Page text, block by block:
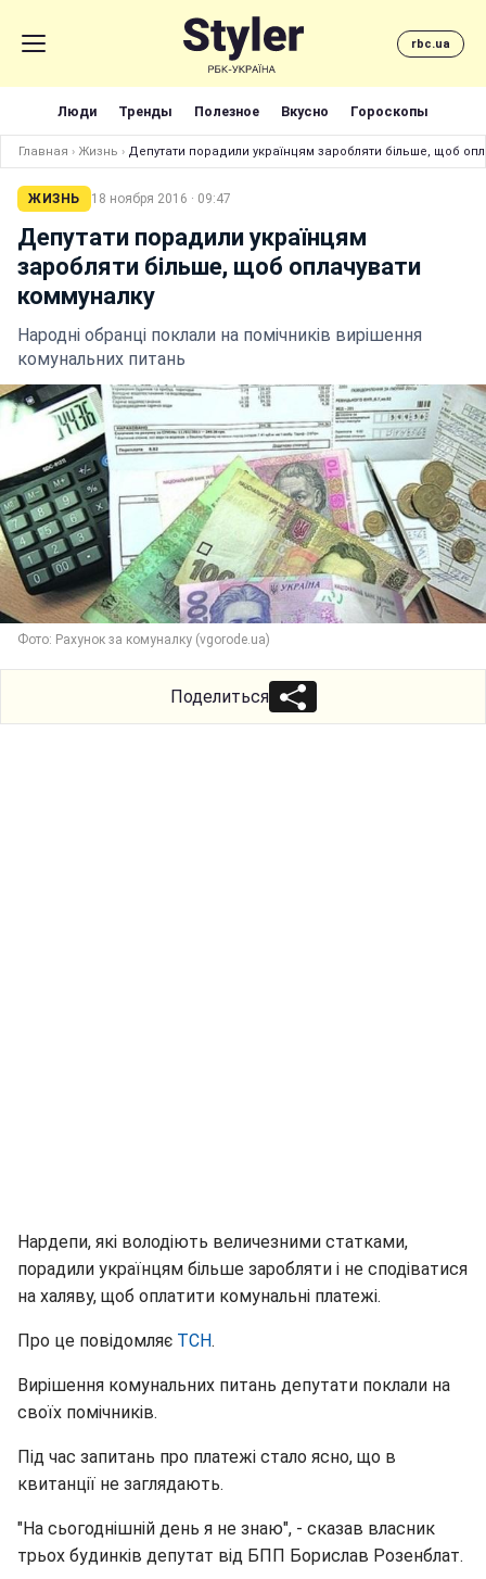
rbc.ua
Люди Тренды Полезное Вкусно Гороскопы
Главная › Жизнь › Депутати порадили українцям заробляти більше, щоб
ЖИЗНЬ 18 ноября 2016 · 09:47
Депутати порадили українцям
заробляти більше, щоб оплачувати
коммуналку
Народні обранці поклали на помічників вирішення
комунальних питань
Фото: Рахунок за комуналку (vgorode.ua)
Поделиться
Нардепи, які володіють величезними статками,
порадили українцям більше заробляти і не сподіватися
на халяву, щоб оплатити комунальні платежі.
Про це повідомляє ТСН.
Вирішення комунальних питань депутати поклали на
своїх помічників.
Під час запитань про платежі стало ясно, що в
квитанції не заглядають.
"На сьогоднішній день я не знаю", - сказав власник
трьох будинків депутат від БПП Борислав Розенблат.